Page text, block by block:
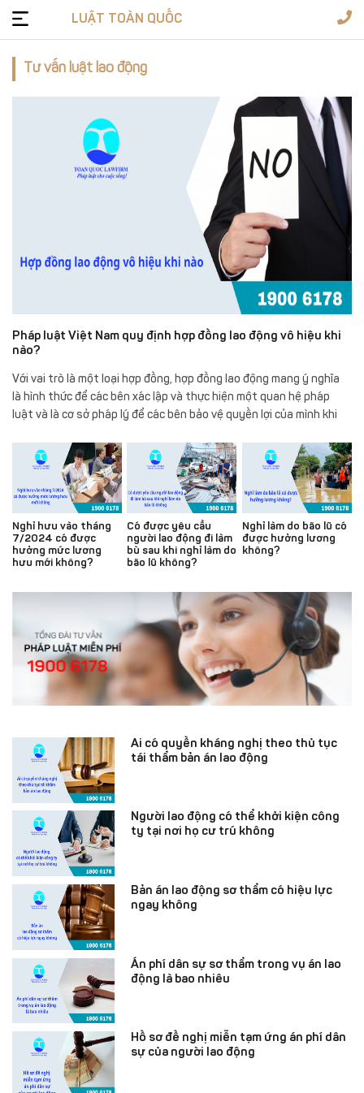
vấn
mẫu
câu
trực
tuyến
đơn/hợp
đồng
Yêu
báo
giá
dịch
vụ
Đặt
lịch
vấn
trực
tiếp
LUẬT TOÀN QUỐC
Tư vấn luật lao động
Pháp luật Việt Nam quy định hợp đồng lao động vô hiệu khi
nào?
Với vai trò là một loại hợp đồng, hợp đồng lao động mang ý nghĩa
là hình thức để các bên xác lập và thực hiện một quan hệ pháp
luật và là cơ sở pháp lý để các bên bảo vệ quyền lợi của mình khi
về vấn đề hợp đồng lao động khi hợp đồng lao động bị vô hiệu cũng
là một yếu tố vô cùng quan trọng. Trong bài viết dưới đây, Luật
Toàn Quốc sẽ phân tích rõ hơn về vấn đề này.
Nghỉ hưu vào tháng
7/2024 có được
hưởng mức lương
hưu mới không?
Có được yêu cầu
người lao động đi làm
bù sau khi nghỉ làm do
bão lũ không?
Nghỉ làm do bão lũ có
được hưởng lương
không?
Ai có quyền kháng nghị theo thủ tục
tái thẩm bản án lao động
Người lao động có thể khởi kiện công
ty tại nơi họ cư trú không
Bản án lao động sơ thẩm có hiệu lực
ngay không
Án phí dân sự sơ thẩm trong vụ án lao
động là bao nhiêu
Hồ sơ đề nghị miễn tạm ứng án phí dân
sự của người lao động